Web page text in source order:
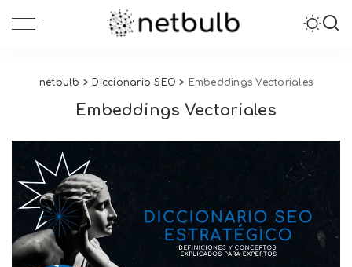
netbulb > Diccionario SEO > Embeddings Vectoriales
Embeddings Vectoriales